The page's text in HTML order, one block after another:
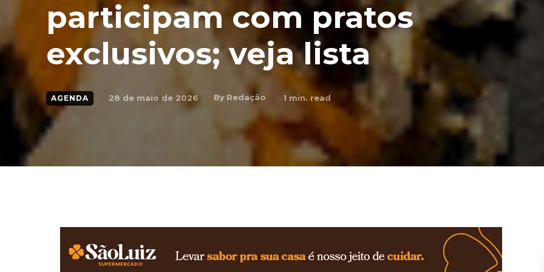
participam com pratos
exclusivos; veja lista
AGENDA 28 de maio de 2026 By Redação 1 min. read